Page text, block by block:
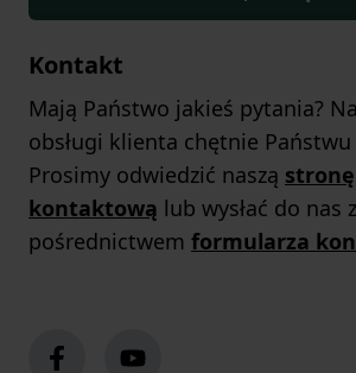
Kontakt
Mają Państwo jakieś pytania?
obsługi klienta chętnie
Prosimy odwiedzić naszą stronę
kontaktową lub wysłać do nas
pośrednictwem formularza